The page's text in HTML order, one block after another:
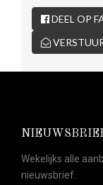
DEEL OP
Wekelijks alle
nieuwsbrief.